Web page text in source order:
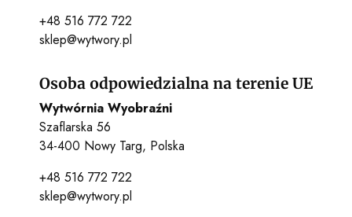
+48 516 772 722
sklep@wytwory.pl
Osoba odpowiedzialna na terenie UE
Wytwórnia Wyobraźni
Szaflarska 56
34-400 Nowy Targ, Polska
+48 516 772 722
sklep@wytwory.pl